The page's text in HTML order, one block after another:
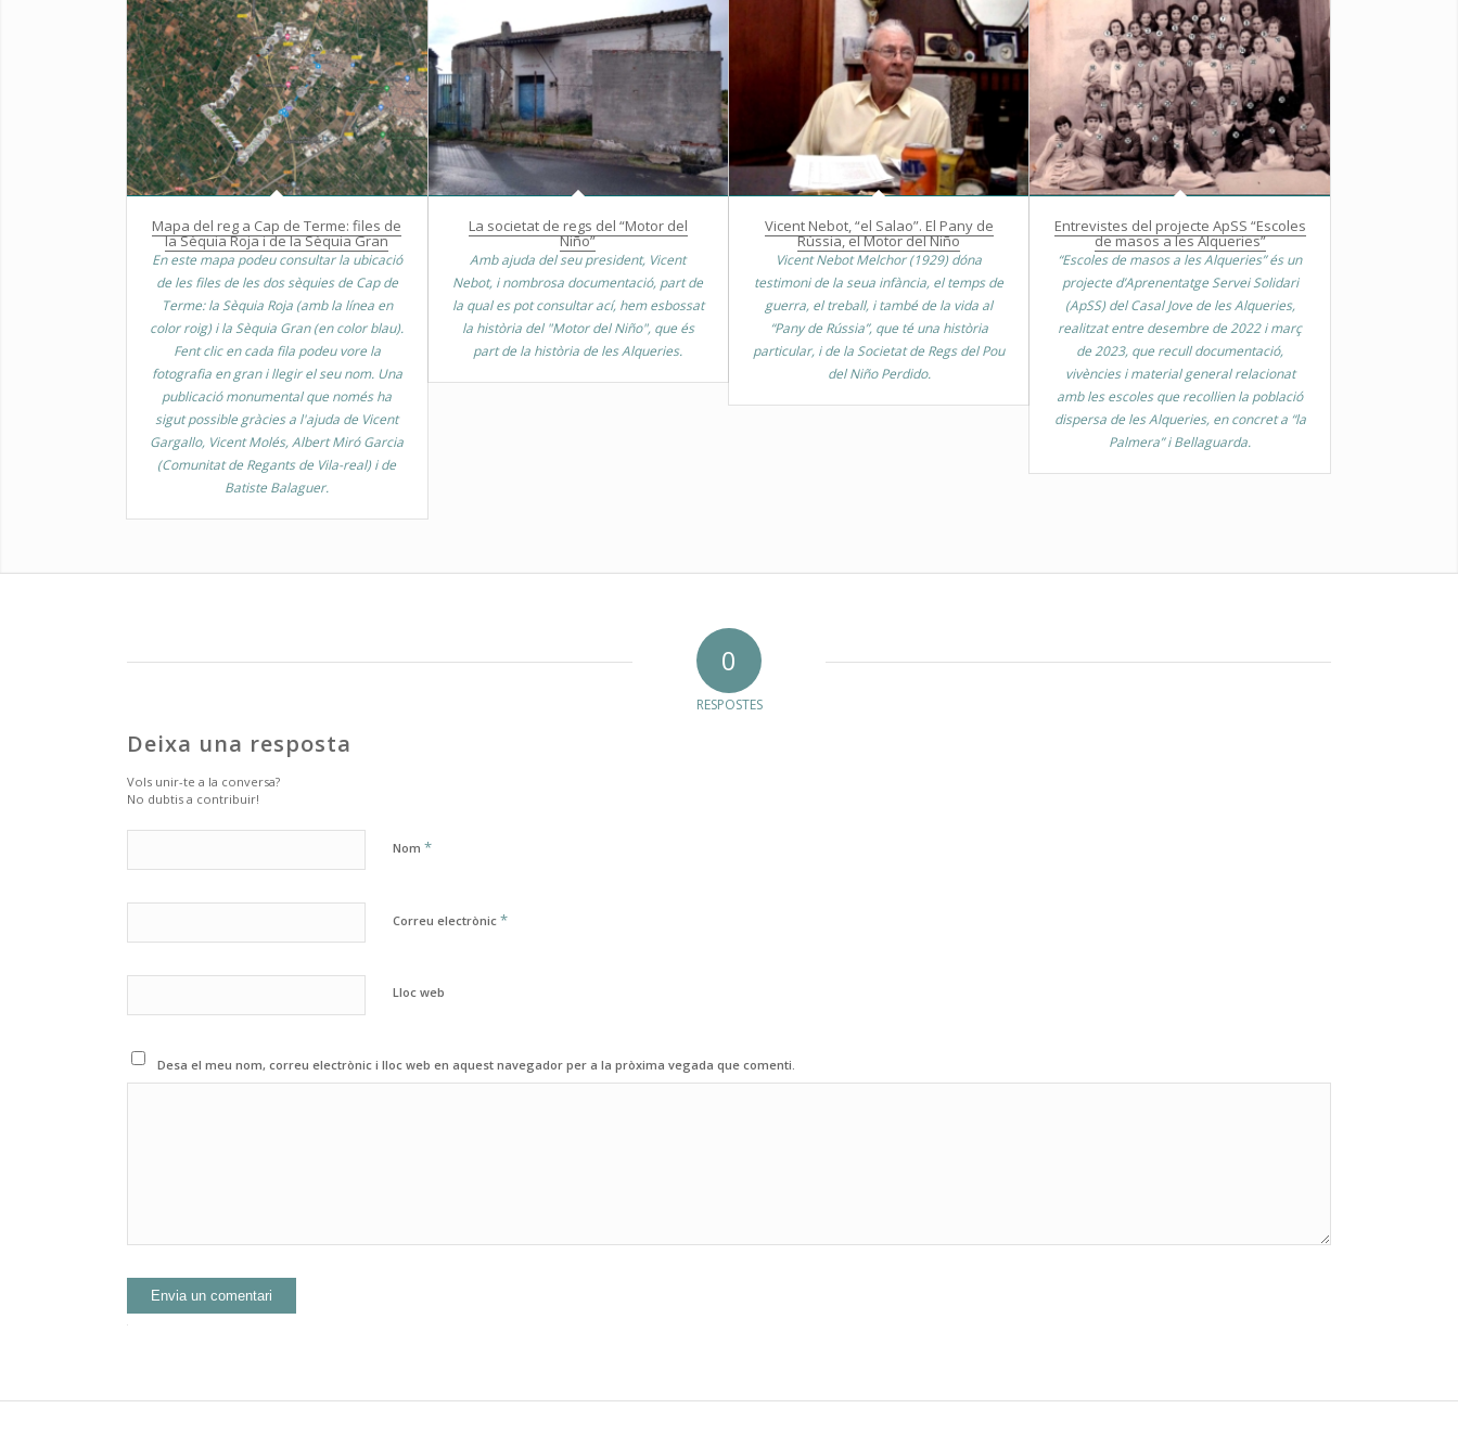
Mapa del reg a Cap de Terme: files de
la Sèquia Roja i de la Sèquia Gran
En este mapa podeu consultar la ubicació
de les files de les dos sèquies de Cap de
Terme: la Sèquia Roja (amb la línea en
color roig) i la Sèquia Gran (en color blau).
Fent clic en cada fila podeu vore la
fotografia en gran i llegir el seu nom. Una
publicació monumental que només ha
sigut possible gràcies a l'ajuda de Vicent
Gargallo, Vicent Molés, Albert Miró Garcia
(Comunitat de Regants de Vila-real) i de
Batiste Balaguer.
La societat de regs del “Motor del
Niño”
Amb ajuda del seu president, Vicent
Nebot, i nombrosa documentació, part de
la qual es pot consultar ací, hem esbossat
la història del "Motor del Niño", que és
part de la història de les Alqueries.
Vicent Nebot, “el Salao”. El Pany de
Rússia, el Motor del Niño
Vicent Nebot Melchor (1929) dóna
testimoni de la seua infància, el temps de
guerra, el treball, i també de la vida al
“Pany de Rússia”, que té una història
particular, i de la Societat de Regs del Pou
del Niño Perdido.
Entrevistes del projecte ApSS “Escoles
de masos a les Alqueries”
“Escoles de masos a les Alqueries” és un
projecte d’Aprenentatge Servei Solidari
(ApSS) del Casal Jove de les Alqueries,
realitzat entre desembre de 2022 i març
de 2023, que recull documentació,
vivències i material general relacionat
amb les escoles que recollien la població
dispersa de les Alqueries, en concret a “la
Palmera” i Bellaguarda.
0
RESPOSTES
Deixa una resposta
Vols unir-te a la conversa?
No dubtis a contribuir!
Nom*
Correu electrònic*
Lloc web
Desa el meu nom, correu electrònic i lloc web en aquest navegador per a la pròxima vegada que comenti.